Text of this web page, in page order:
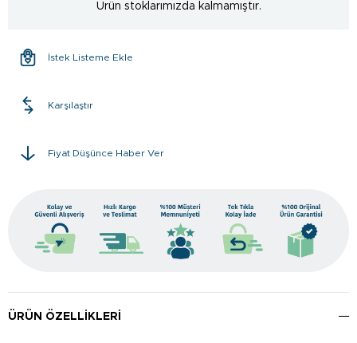
Ürün stoklarımızda kalmamıştır.
İstek Listeme Ekle
Karşılaştır
Fiyat Düşünce Haber Ver
ÜRÜN ÖZELLIKLERI